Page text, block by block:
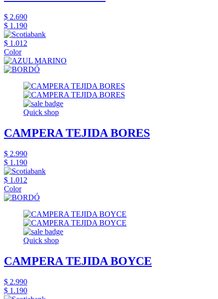
$ 2.690
$ 1.190
$ 1.012
Color
Quick shop
CAMPERA TEJIDA BORES
$ 2.990
$ 1.190
$ 1.012
Color
Quick shop
CAMPERA TEJIDA BOYCE
$ 2.990
$ 1.190